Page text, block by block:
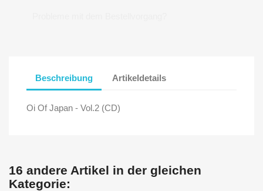
Beschreibung Artikeldetails
Oi Of Japan - Vol.2 (CD)
16 andere Artikel in der gleichen
Kategorie: